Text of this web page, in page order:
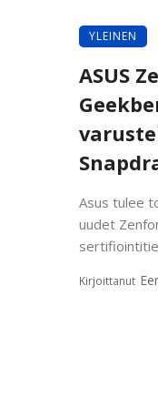
YLEINEN
ASUS
Asus tulee
uudet
Kirjoittanut